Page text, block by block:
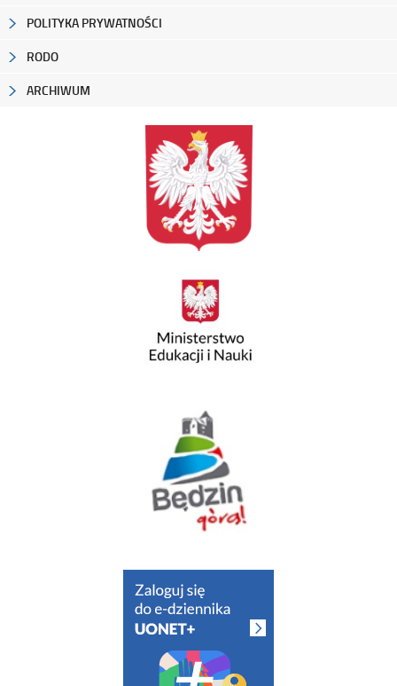
POLITYKA PRYWATNOŚCI
RODO
ARCHIWUM